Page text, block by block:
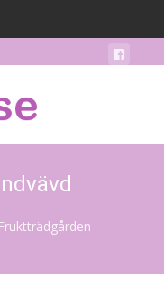
Fruktträdgården –